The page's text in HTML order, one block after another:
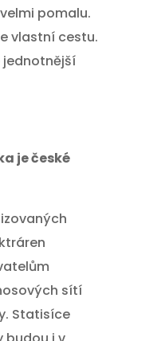
pomalu.
vlastní cestu.
jednotnější
je české
sítí
Statisíce